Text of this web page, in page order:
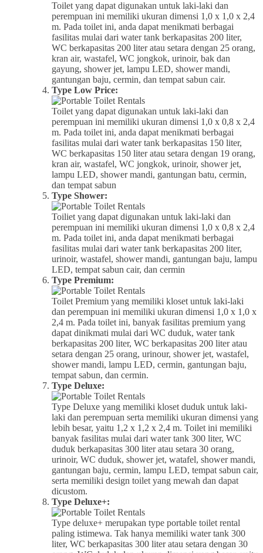
Toilet yang dapat digunakan untuk laki-laki dan
perempuan ini memiliki ukuran dimensi 1,0 x 1,0 x 2,4
m. Pada toilet ini, anda dapat menikmati berbagai
fasilitas mulai dari water tank berkapasitas 200 liter,
WC berkapasitas 200 liter atau setara dengan 25 orang,
kran air, wastafel, WC jongkok, urinoir, bak dan
gayung, shower jet, lampu LED, shower mandi,
gantungan baju, cermin, dan tempat sabun cair.
Type Low Price:
Toilet yang dapat digunakan untuk laki-laki dan
perempuan ini memiliki ukuran dimensi 1,0 x 0,8 x 2,4
m. Pada toilet ini, anda dapat menikmati berbagai
fasilitas mulai dari water tank berkapasitas 150 liter,
WC berkapasitas 150 liter atau setara dengan 19 orang,
kran air, wastafel, WC jongkok, urinoir, shower jet,
lampu LED, shower mandi, gantungan batu, cermin,
dan tempat sabun
Type Shower:
Toiliet yang dapat digunakan untuk laki-laki dan
perempuan ini memiliki ukuran dimensi 1,0 x 0,8 x 2,4
m. Pada toilet ini, anda dapat menikmati berbagai
fasilitas mulai dari water tank berkapasitas 200 liter,
urinoir, wastafel, shower mandi, gantungan baju, lampu
LED, tempat sabun cair, dan cermin
Type Premium:
Toilet Premium yang memiliki kloset untuk laki-laki
dan perempuan ini memiliki ukuran dimensi 1,0 x 1,0 x
2,4 m. Pada toilet ini, banyak fasilitas premium yang
dapat dinikmati mulai dari WC duduk, water tank
berkapasitas 200 liter, WC berkapasitas 200 liter atau
setara dengan 25 orang, urinour, shower jet, wastafel,
shower mandi, lampu LED, cermin, gantungan baju,
tempat sabun, dan cermin.
Type Deluxe:
Type Deluxe yang memiliki kloset duduk untuk laki-
laki dan perempuan serta memiliki ukuran dimensi yang
lebih besar, yaitu 1,2 x 1,2 x 2,4 m. Toilet ini memiliki
banyak fasilitas mulai dari water tank 300 liter, WC
duduk berkapasitas 300 liter atau setara 30 orang,
urinoir, WC duduk, shower jet, watafel, shower mandi,
gantungan baju, cermin, lampu LED, tempat sabun cair,
serta memiliki design toilet yang mewah dan dapat
dicustom.
Type Deluxe+:
Type deluxe+ merupakan type portable toilet rental
paling istimewa. Tak hanya memiliki water tank 300
liter, WC berkapasitas 300 liter atau setara dengan 30